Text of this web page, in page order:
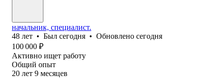
начальник, специалист.
48 лет • Был сегодня • Обновлено сегодня
100 000 ₽
Активно ищет работу
Общий опыт
20 лет 9 месяцев